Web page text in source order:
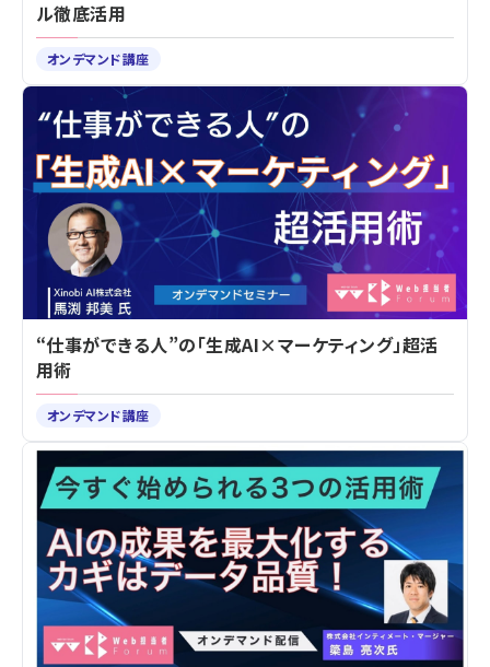
ル徹底活用
オンデマンド講座
“仕事ができる人”の「生成AI×マーケティング」超活
用術
オンデマンド講座